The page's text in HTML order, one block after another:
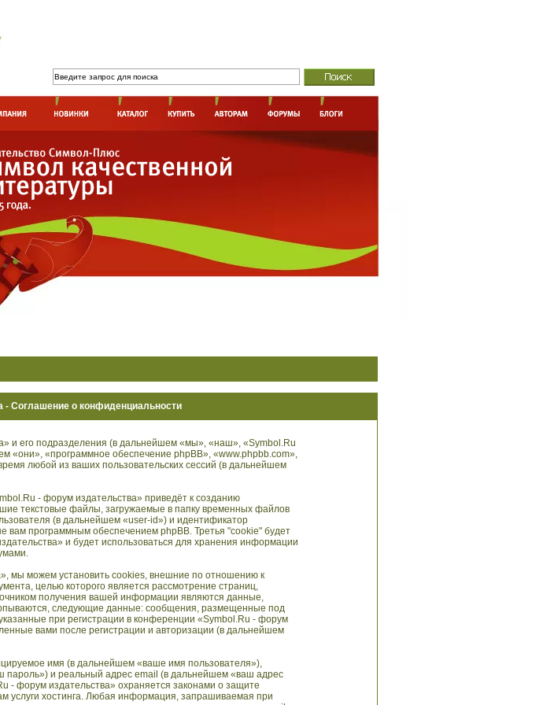
- Соглашение о конфиденциальности
и его подразделения (в дальнейшем «мы», «наш», «Symbol.Ru
«они», «программное обеспечение phpBB», «www.phpbb.com»,
любой из ваших пользовательских сессий (в дальнейшем
- форум издательства» приведёт к созданию
текстовые файлы, загружаемые в папку временных файлов
(в дальнейшем «user-id») и идентификатор
вам программным обеспечением phpBB. Третья "cookie" будет
и будет использоваться для хранения информации
мы можем установить cookies, внешние по отношению к
целью которого является рассмотрение страниц,
получения вашей информации являются данные,
следующие данные: сообщения, размещенные под
при регистрации в конференции «Symbol.Ru - форум
вами после регистрации и авторизации (в дальнейшем
имя (в дальнейшем «ваше имя пользователя»),
пароль») и реальный адрес email (в дальнейшем «ваш адрес
форум издательства» охраняется законами о защите
хостинга. Любая информация, запрашиваемая при